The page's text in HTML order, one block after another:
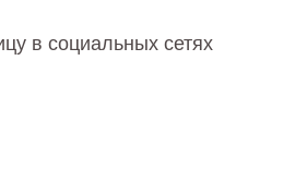
в социальных сетях